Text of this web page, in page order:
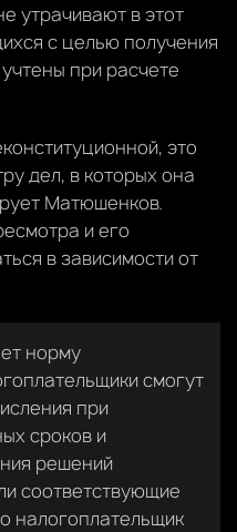
утрачивают в этот
с целью получения
при расчете
это
дел, в которых она
Матюшенков.
и его
в зависимости от
норму
смогут
при
сроков и
решений
соответствующие
налогоплательщик